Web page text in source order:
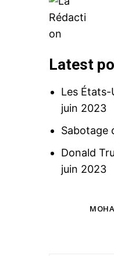
Latest
Les États-
juin 2023
Sabotage
Donald
juin 2023